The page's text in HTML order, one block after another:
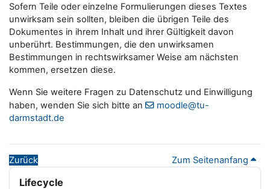
Sofern Teile oder einzelne Formulierungen dieses Textes
unwirksam sein sollten, bleiben die übrigen Teile des
Dokumentes in ihrem Inhalt und ihrer Gültigkeit davon
unberührt. Bestimmungen, die den unwirksamen
Bestimmungen in rechtswirksamer Weise am nächsten
kommen, ersetzen diese.
Wenn Sie weitere Fragen zu Datenschutz und Einwilligung
haben, wenden Sie sich bitte an
moodle@tu-
darmstadt.de
Zurück Zum Seitenanfang
Blöcke
Lifecycle überspringen
Lifecycle